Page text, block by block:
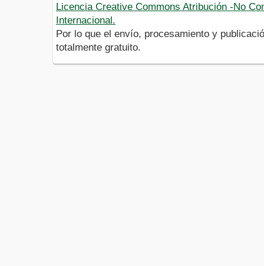
Licencia Creative Commons Atribución -No
Internacional.
Por lo que el envío, procesamiento y
totalmente gratuito.